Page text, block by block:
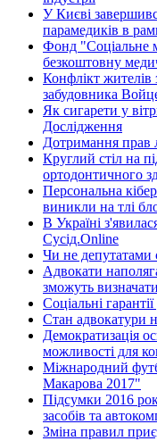
У Києві
парамедиків в
Фонд "Соціальне
безкоштовну
Конфлікт жителів
забудовника
Як сигарети у
Дослідження
Дотримання прав
Круглий стіл на
ортодонтичного
Персональна
виникли на тлі
В Україні
Сусід.Online
Чи не
Адвокати
зможуть
Соціальні
Стан адвокатури
Демократизація
можливості для
Міжнародний
Макарова 2017"
Підсумки 2016
засобів та
Зміна правил